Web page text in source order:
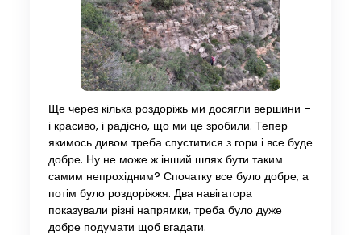
Ще через кілька роздоріжь ми досягли вершини –
і красиво, і радісно, що ми це зробили. Тепер
якимось дивом треба спуститися з гори і все буде
добре. Ну не може ж інший шлях бути таким
самим непрохідним? Спочатку все було добре, а
потім було роздоріжжя. Два навігатора
показували різні напрямки, треба було дуже
добре подумати щоб вгадати.